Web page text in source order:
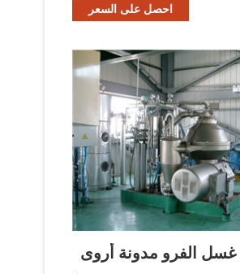
احصل على السعر
الفرو مدونة أروى